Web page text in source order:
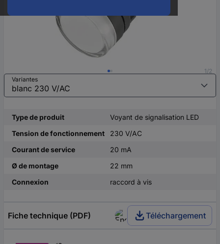
1/2
Variantes
Type de produit
Voyant de signalisation LED
Tension de fonctionnement
230 V/AC
Courant de service
20 mA
Ø de montage
22 mm
Connexion
raccord à vis
Fiche technique (PDF) Téléchargement